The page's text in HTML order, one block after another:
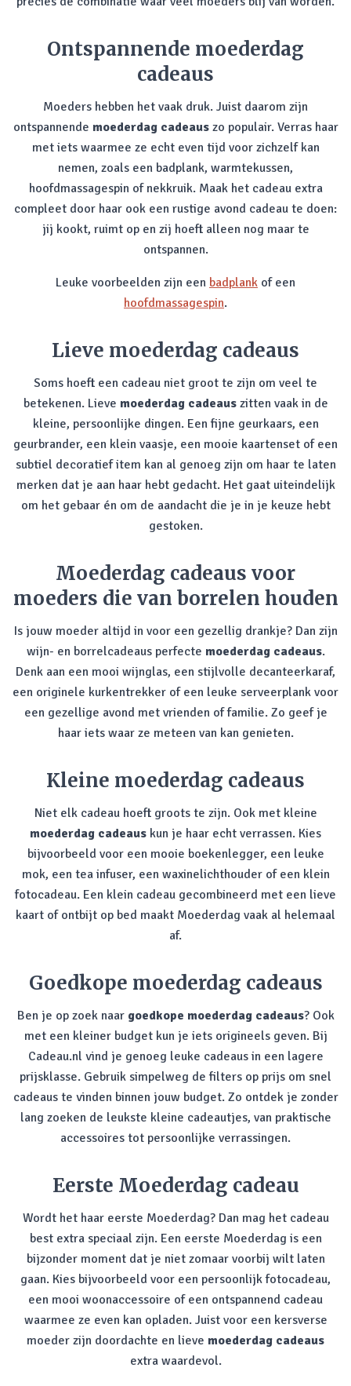
Ontspannende moederdag
cadeaus
Moeders hebben het vaak druk. Juist daarom zijn
ontspannende moederdag cadeauszo populair. Verras haar
met iets waarmee ze echt even tijd voor zichzelf kan
nemen, zoals een badplank, warmtekussen,
hoofdmassagespin of nekkruik. Maak het cadeau extra
compleet door haar ook een rustige avond cadeau te doen:
jij kookt, ruimt op en zij hoeft alleen nog maar te
ontspannen.
Leuke voorbeelden zijn een badplank of een
hoofdmassagespin.
Lieve moederdag cadeaus
Soms hoeft een cadeau niet groot te zijn om veel te
betekenen. Lieve moederdag cadeauszitten vaak in de
kleine, persoonlijke dingen. Een fijne geurkaars, een
geurbrander, een klein vaasje, een mooie kaartenset of een
subtiel decoratief item kan al genoeg zijn om haar te laten
merken dat je aan haar hebt gedacht. Het gaat uiteindelijk
om het gebaar én om de aandacht die je in je keuze hebt
gestoken.
Moederdag cadeaus voor
moeders die van borrelen houden
Is jouw moeder altijd in voor een gezellig drankje? Dan zijn
wijn- en borrelcadeaus perfecte moederdag cadeaus.
Denk aan een mooi wijnglas, een stijlvolle decanteerkaraf,
een originele kurkentrekker of een leuke serveerplank voor
een gezellige avond met vrienden of familie. Zo geef je
haar iets waar ze meteen van kan genieten.
Kleine moederdag cadeaus
Niet elk cadeau hoeft groots te zijn. Ook met kleine
moederdag cadeaus kun je haar echt verrassen. Kies
bijvoorbeeld voor een mooie boekenlegger, een leuke
mok, een tea infuser, een waxinelichthouder of een klein
fotocadeau. Een klein cadeau gecombineerd met een lieve
kaart of ontbijt op bed maakt Moederdag vaak al helemaal
af.
Goedkope moederdag cadeaus
Ben je op zoek naar goedkope moederdag cadeaus? Ook
met een kleiner budget kun je iets origineels geven. Bij
Cadeau.nl vind je genoeg leuke cadeaus in een lagere
prijsklasse. Gebruik simpelweg de filters op prijs om snel
cadeaus te vinden binnen jouw budget. Zo ontdek je zonder
lang zoeken de leukste kleine cadeautjes, van praktische
accessoires tot persoonlijke verrassingen.
Eerste Moederdag cadeau
Wordt het haar eerste Moederdag? Dan mag het cadeau
best extra speciaal zijn. Een eerste Moederdag is een
bijzonder moment dat je niet zomaar voorbij wilt laten
gaan. Kies bijvoorbeeld voor een persoonlijk fotocadeau,
een mooi woonaccessoire of een ontspannend cadeau
waarmee ze even kan opladen. Juist voor een kersverse
moeder zijn doordachte en lieve moederdag cadeaus
extra waardevol.